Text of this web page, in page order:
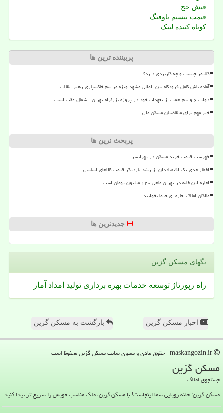
فیش حج
قیمت بیسیم باوفنگ
کوتاه کننده لینک
پربیننده ترین ها
کلایمر چیست و چه کاربردی دارد؟
آماده باش کامل فرودگاه بین المللی مشهد ویژه مراسم خاکسپاری رهبر انقلاب
دولت ۶ و نیم همت از تعهدات خود در پروژه بزرگراه تهران - شمال عقب است
خبر مهم برای متقاضیان مسکن ملی
پربحث ترین ها
فهرست قیمت خرید مسکن در تهرانسر
اخطار جدی یک اقتصاددان از رشد باردیگر قیمت کالاهای اساسی
اجاره این خانه در تهران ماهی ۱۲۰ میلیون تومان است
مالکان املاک اجاره ای حتما بخوانند
جدیدترین ها
تگهای مسكن گزین
راه رپورتاژ توسعه خدمات بهره برداری تولید امداد آمار
اخبار مسکن گزین بازگشت به مسکن گزین
مسكن گزین
جستجوی املاک
مسکن گزین: خانه رویایی شما اینجاست! با مسکن گزین، ملک مناسب خویش را سریع تر پیدا کنید